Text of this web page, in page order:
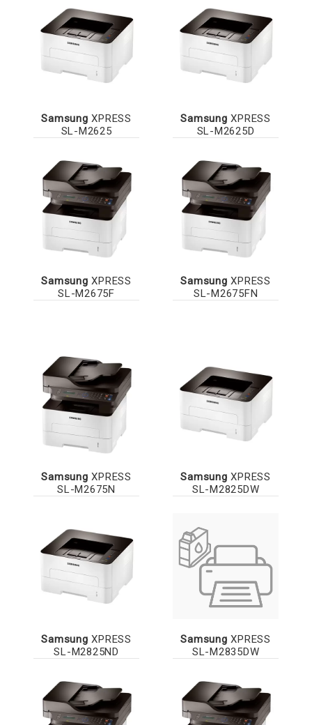
Samsung XPRESS
SL-M2625
Samsung XPRESS
SL-M2625D
Samsung XPRESS
SL-M2675F
Samsung XPRESS
SL-M2675FN
Samsung XPRESS
SL-M2675N
Samsung XPRESS
SL-M2825DW
Samsung XPRESS
SL-M2825ND
Samsung XPRESS
SL-M2835DW